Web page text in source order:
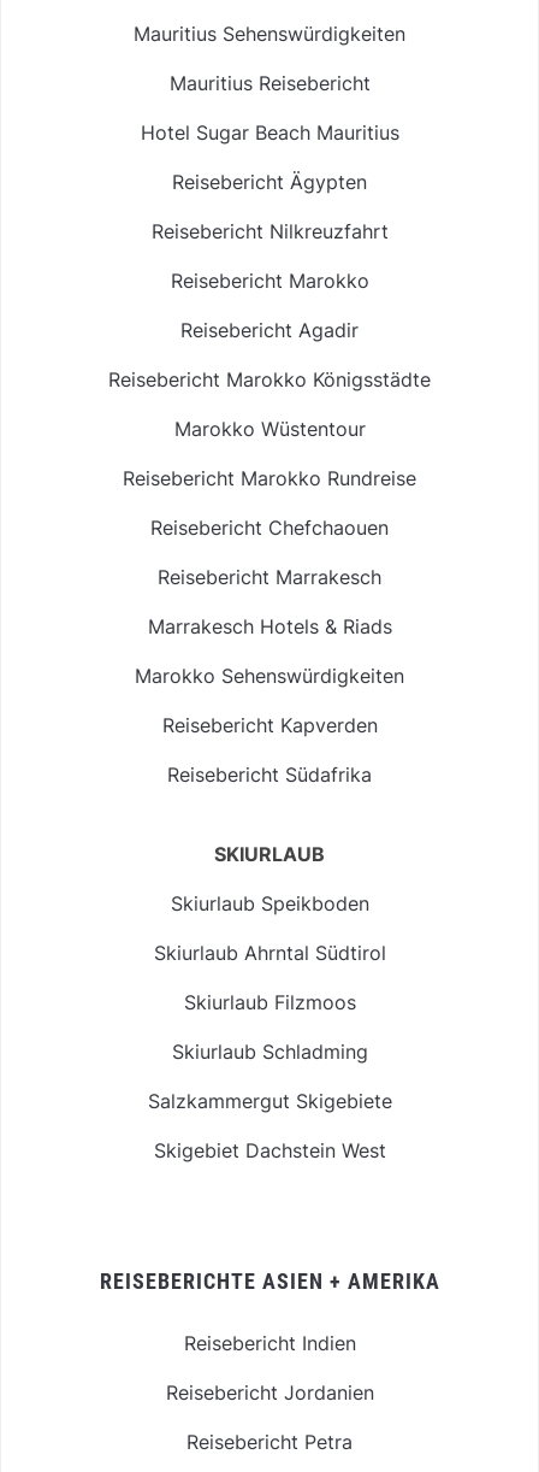
Mauritius Sehenswürdigkeiten
Mauritius Reisebericht
Hotel Sugar Beach Mauritius
Reisebericht Ägypten
Reisebericht Nilkreuzfahrt
Reisebericht Marokko
Reisebericht Agadir
Reisebericht Marokko Königsstädte
Marokko Wüstentour
Reisebericht Marokko Rundreise
Reisebericht Chefchaouen
Reisebericht Marrakesch
Marrakesch Hotels & Riads
Marokko Sehenswürdigkeiten
Reisebericht Kapverden
Reisebericht Südafrika
SKIURLAUB
Skiurlaub Speikboden
Skiurlaub Ahrntal Südtirol
Skiurlaub Filzmoos
Skiurlaub Schladming
Salzkammergut Skigebiete
Skigebiet Dachstein West
REISEBERICHTE ASIEN + AMERIKA
Reisebericht Indien
Reisebericht Jordanien
Reisebericht Petra